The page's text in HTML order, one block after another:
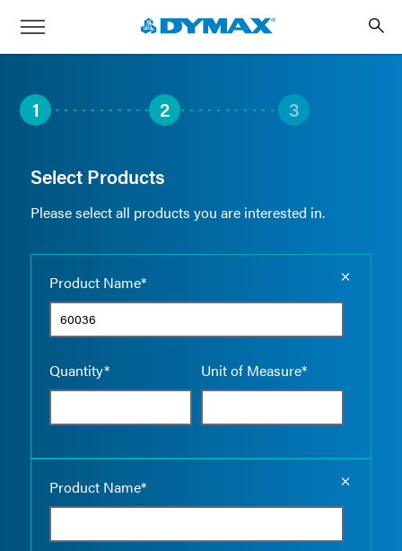
1 2 3
Select Products
Please select all products you are interested in.
Product Name*
Quantity* Unit of Measure*
Product Name*